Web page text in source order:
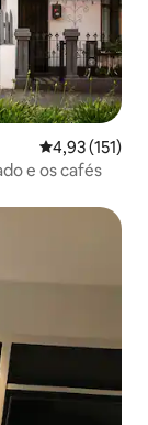
4,93 de uma
4,93 (151)
e os cafés